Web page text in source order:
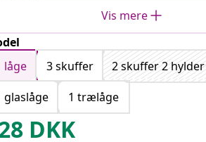
Sort eg
Vis mere
låge
3 skuffer 2 skuffer 2 hylder
glaslåge
1 trælåge
DKK